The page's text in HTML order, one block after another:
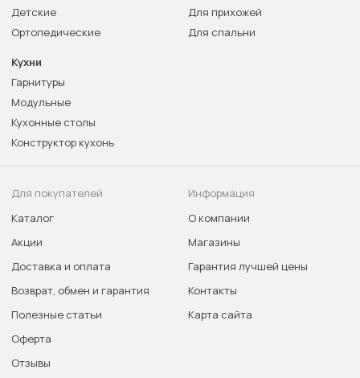
Детские
Ортопедические
Для прихожей
Для спальни
Кухни
Гарнитуры
Модульные
Кухонные столы
Конструктор кухонь
Для покупателей
Каталог
Акции
Доставка и оплата
Возврат, обмен и гарантия
Полезные статьи
Оферта
Отзывы
Информация
О компании
Магазины
Гарантия лучшей цены
Контакты
Карта сайта